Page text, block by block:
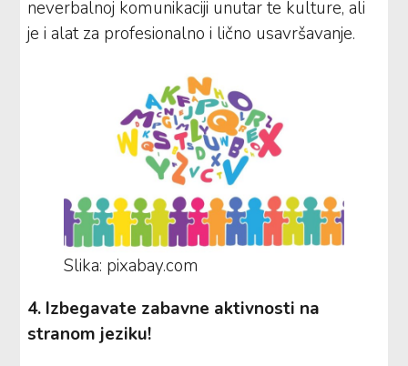
neverbalnoj komunikaciji unutar te kulture, ali
je i alat za profesionalno i lično usavršavanje.
Slika: pixabay.com
4. Izbegavate zabavne aktivnosti na
stranom jeziku!